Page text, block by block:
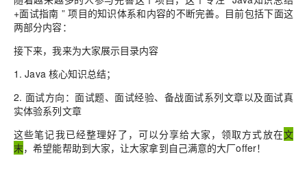
+面试指南 ” 项目的知识体系和内容的不断完善。目前包括下面这
两部分内容：
接下来，我来为大家展示目录内容
1. Java 核心知识总结；
2. 面试方向：面试题、面试经验、备战面试系列文章以及面试真
实体验系列文章
这些笔记我已经整理好了，可以分享给大家， 领取方式放在文
末，希望能帮助到大家，让大家拿到自己满意的大厂offer！